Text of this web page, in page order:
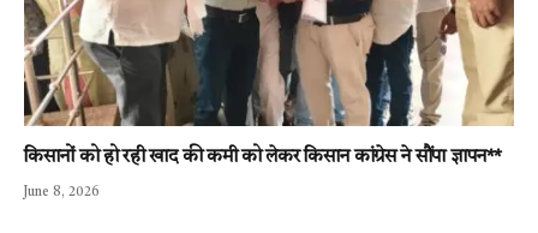
किसानों को हो रही खाद की कमी को लेकर किसान कांग्रेस ने सौंपा ज्ञापन**
June 8, 2026